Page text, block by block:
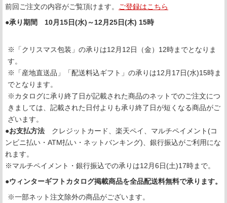
前回ご注文の内容がご覧頂けます。
ご登録はこちら
●承り期間 10月15日(水)～12月25日(木) 15時
※「クリスマス包装」の承りは12月12日（金）12時までとなりま
す。
※「産地直送品」「配送料込ギフト」の承りは12月17日(水)15時ま
でとなります。
※カタログに承り終了日が記載された商品のネットでのご注文につ
きましては、記載された日付よりも承り終了日が短くなる商品がご
ざいます。
●お支払方法 クレジットカード、楽天ペイ、マルチペイメント(コ
ンビニ払い・ATM払い・ネットバンキング)、銀行振込がご利用にな
れます。
※マルチペイメント・銀行振込での承りは12月6日(土)17時まで。
●ウィンターギフトカタログ掲載商品を全品配送料無料で承ります。
※一部ネット注文除外の商品がございます。